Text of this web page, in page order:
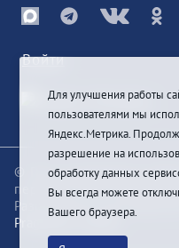
Войти
© При цитировании
первоисточник
Разработка и
Pragmatic Studio
Для улучшения работы
пользователями мы
Яндекс.Метрика.
разрешение на
обработку данных
Вы всегда можете
Вашего браузера.